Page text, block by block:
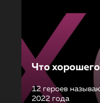
Что
12 героев
2022 года